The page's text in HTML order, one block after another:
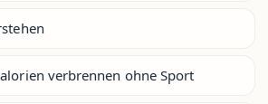
verbrennen ohne Sport